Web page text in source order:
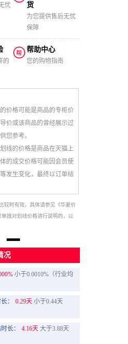
忧
货
为您提供售后无忧
保障
的
帮助中心
您的购物指南
价格可能是商品的专柜价
价或该商品的曾经展示过
您参考。
线的价格是商品在天猫上
的成交价格可能因会员使
发生变化，最终以订单结
较时有效，具体请参见《华夏价
独对划线价格进行说明的，以
况
小于0.0010%（行业均
： 0.29天 小于0.44天
长： 4.16天 大于3.88天